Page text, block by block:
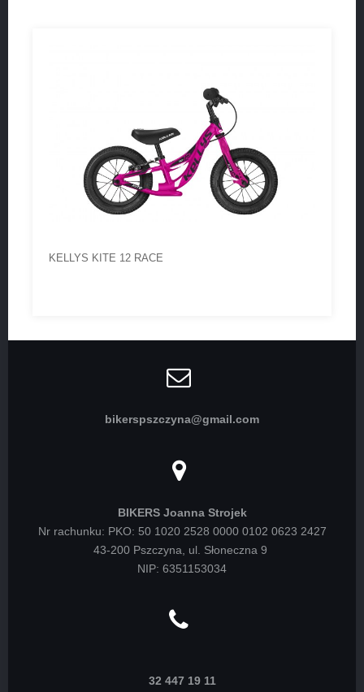
KELLYS KITE 12 RACE
bikerspszczyna@gmail.com
BIKERS Joanna Strojek
Nr rachunku: PKO: 50 1020 2528 0000 0102 0623 2427
43-200 Pszczyna, ul. Słoneczna 9
NIP: 6351153034
32 447 19 11